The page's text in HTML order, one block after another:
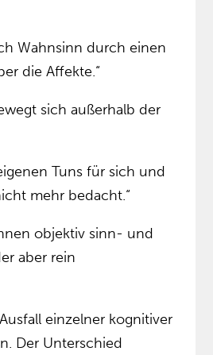
Wahnsinn durch einen
die Affekte.“
sich außerhalb der
Tuns für sich und
mehr bedacht.“
objektiv sinn- und
aber rein
einzelner kognitiver
Der Unterschied